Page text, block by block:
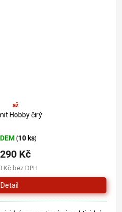
až–11 %
Hobby čirý
(10 ks)
Kč bez DPH
290 Kč
Detail